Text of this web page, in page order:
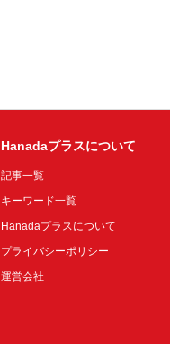
Hanadaプラスについて
記事一覧
キーワード一覧
Hanadaプラスについて
プライバシーポリシー
運営会社